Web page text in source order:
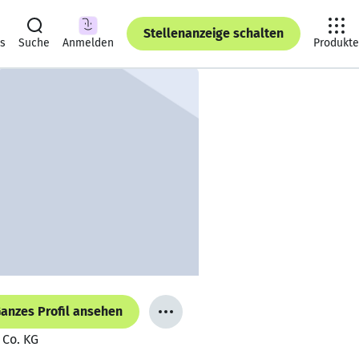
Suche Anmelden
Stellenanzeige schalten
Produkte
Profil ansehen
KG